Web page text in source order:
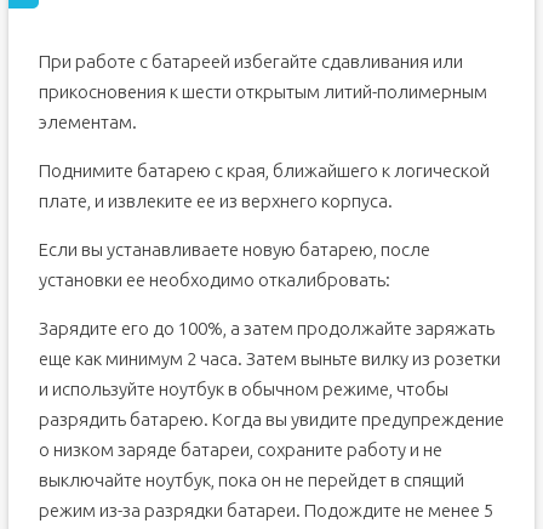
При работе с батареей избегайте сдавливания или
прикосновения к шести открытым литий-полимерным
элементам.
Поднимите батарею с края, ближайшего к логической
плате, и извлеките ее из верхнего корпуса.
Если вы устанавливаете новую батарею, после
установки ее необходимо откалибровать:
Зарядите его до 100%, а затем продолжайте заряжать
еще как минимум 2 часа. Затем выньте вилку из розетки
и используйте ноутбук в обычном режиме, чтобы
разрядить батарею. Когда вы увидите предупреждение
о низком заряде батареи, сохраните работу и не
выключайте ноутбук, пока он не перейдет в спящий
режим из-за разрядки батареи. Подождите не менее 5